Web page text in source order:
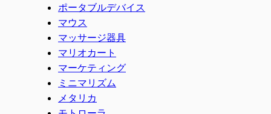
ポータブルデバイス
マウス
マッサージ器具
マリオカート
マーケティング
ミニマリズム
メタリカ